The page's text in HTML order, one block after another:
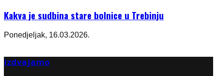
Kakva je sudbina stare bolnice u Trebinju
Ponedjeljak, 16.03.2026.
Izdvajamo